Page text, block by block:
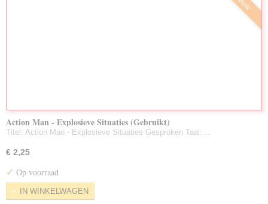
Action Man - Explosieve Situaties (Gebruikt)
Titel: Action Man - Explosieve Situaties Gesproken Taal:…
€ 2,25
✓ Op voorraad
IN WINKELWAGEN